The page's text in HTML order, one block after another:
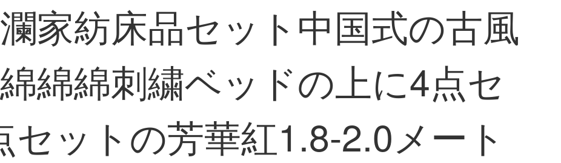
家紡床品セット中国式の古風
綿綿刺繍ベッドの上に4点セ
セットの芳華紅1.8-2.0メート